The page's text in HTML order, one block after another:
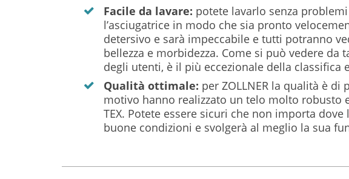
Facile da lavare: potete lavarlo senza
l’asciugatrice in modo che sia pronto
detersivo e sarà impeccabile e tutti potranno
bellezza e morbidezza. Come si può vedere da
degli utenti, è il più eccezionale della classifica
Qualità ottimale: per ZOLLNER la qualità è
motivo hanno realizzato un telo molto robusto
TEX. Potete essere sicuri che non importa
buone condizioni e svolgerà al meglio la sua